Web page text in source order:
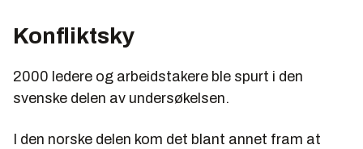
Konfliktsky
2000 ledere og arbeidstakere ble spurt i den
svenske delen av undersøkelsen.
I den norske delen kom det blant annet fram at